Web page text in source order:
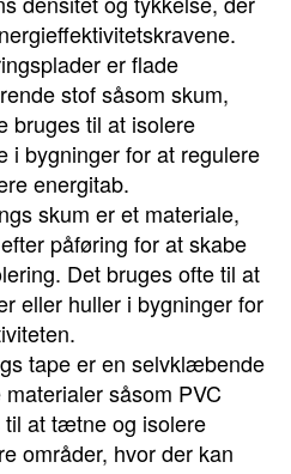
er flade
stof såsom skum,
bruges til at isolere
bygninger for at regulere
energitab.
skum er et materiale,
påføring for at skabe
Det bruges ofte til at
eller huller i bygninger for
tape er en selvklæbende
såsom PVC
at tætne og isolere
områder, hvor der kan